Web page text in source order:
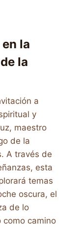
la
la
a
y
maestro
de la
A través de
esta
temas
oscura, el
de lo
como camino